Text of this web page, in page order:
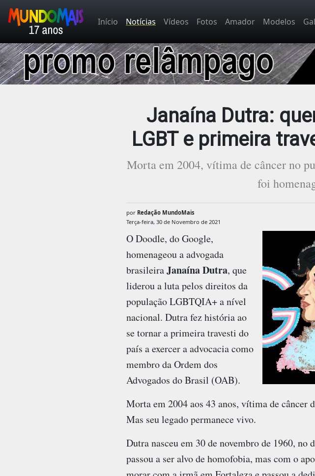
Início Notícias Vídeos Fotos Amador Modelos
Janaína Dutra:
LGBT e primeira
Morta em 2004, vítima de câncer no
foi
por Redação MundoMais
Terça-feira, 30 de Novembro de 2021
O Doodle, do Google,
homenageou a advogada
brasileiraJanaína Dutra, que
liderou a luta pelos direitos da
população LGBTQIA+ a nível
nacional. Dutra fez história ao
se tornar a primeira travesti do
país a exercer a advocacia como
membro da Ordem dos
Advogados do Brasil (OAB).
Morta em 2004 aos 43 anos, vítima de câncer
Mas seu legado permanece vivo.
Dutra nasceu em 30 de novembro de 1960,
passou a ser alvo de homofobia, mas com o